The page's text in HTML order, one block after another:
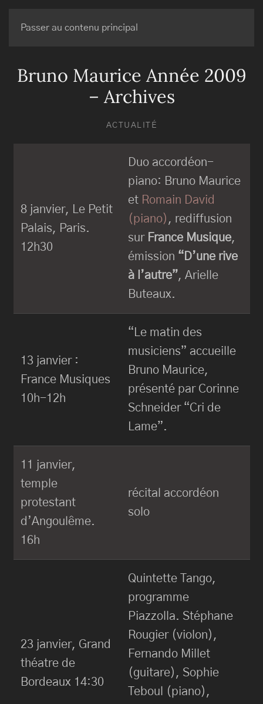
Passer au contenu principal
BRUNO MAURICE
Bruno Maurice Année 2009
– Archives
ACTUALITÉ
8 janvier, Le Petit
Palais, Paris.
12h30
Duo accordéon-
piano: Bruno Maurice
etRomain David
(piano) , rediffusion
sur France Musique,
émission “D’une rive
à l’autre”, Arielle
Buteaux.
13 janvier :
France Musiques
10h-12h
“Le matin des
musiciens” accueille
Bruno Maurice,
présenté par Corinne
Schneider “Cri de
Lame”.
11 janvier,
temple
protestant
d’Angoulême.
16h
récital accordéon
solo
23 janvier, Grand
théatre de
Bordeaux 14:30
Quintette Tango,
programme
Piazzolla. Stéphane
Rougier (violon),
Fernando Millet
(guitare), Sophie
Teboul (piano),